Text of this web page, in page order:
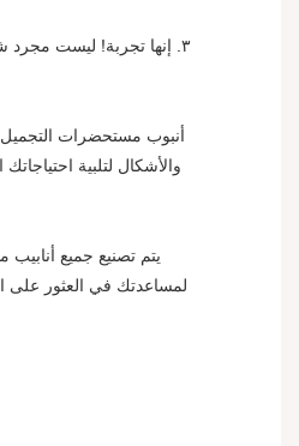
٣. إنها تجربة! ليست
والأشكال لتلبية
لمساعدتك في العثور على